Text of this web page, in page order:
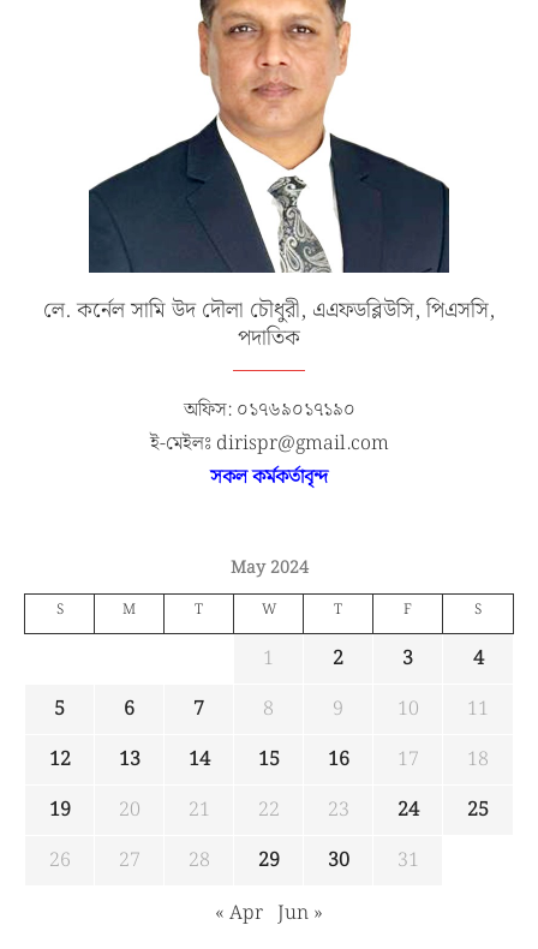
লে. কর্নেল সামি উদ দৌলা চৌধুরী, এএফডব্লিউসি, পিএসসি,
পদাতিক
অফিস: ০১৭৬৯০১৭১৯০
ই-মেইলঃ dirispr@gmail.com
সকল কর্মকর্তাবৃন্দ
May 2024
S M T W T F S
1 2 3
4
5
6 7 8 9 10
11
12
13 14 15 16 17
18
19
20 21 22 23 24
25
26
27 28 29 30
31
« Apr Jun »